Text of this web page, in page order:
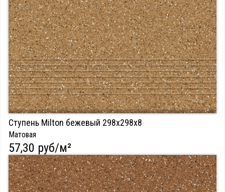
Ступень Milton бежевый 298х298х8
Матовая
57,30 руб/м²